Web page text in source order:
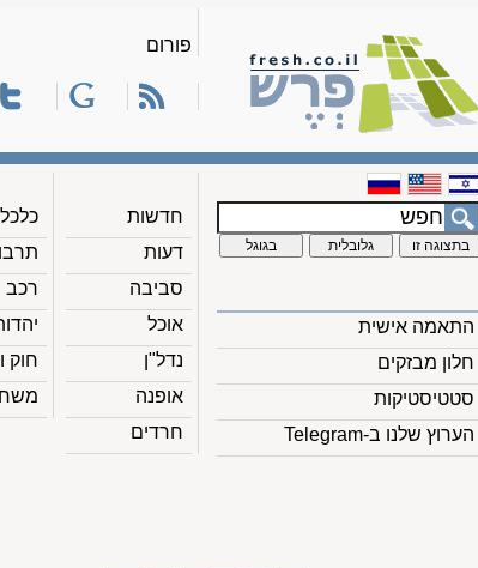
פורום
התאמה אישית
חלון מבזקים
סטטיסטיקות
הערוץ שלנו ב-Telegram
חדשות
דעות
סביבה
אוכל
נדל"ן
אופנה
חרדים
רכב
חוק